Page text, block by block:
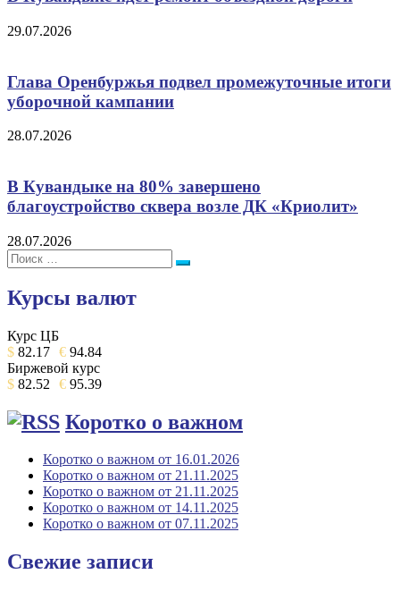
29.07.2026
Глава Оренбуржья подвел промежуточные итоги
уборочной кампании
28.07.2026
В Кувандыке на 80% завершено
благоустройство сквера возле ДК «Криолит»
28.07.2026
Поиск:
Поиск
Курсы валют
Курс ЦБ
$ 82.17 € 94.84
Биржевой курс
$ 82.52 € 95.39
Коротко о важном
Коротко о важном от 16.01.2026
Коротко о важном от 21.11.2025
Коротко о важном от 21.11.2025
Коротко о важном от 14.11.2025
Коротко о важном от 07.11.2025
Свежие записи